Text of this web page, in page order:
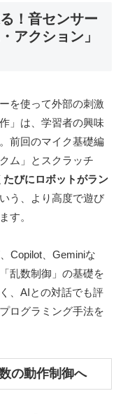
！音センサー
アクション」
を使って外部の刺激
」は、学習者の興味
前回のマイク基礎編
ム」とスクラッチ
たびにロボットがラン
う、より高度で遊び
す。
Copilot、Geminiな
乱数制御」の基礎を
、AIとの対話でも評
ログラミング手法を
の動作制御へ